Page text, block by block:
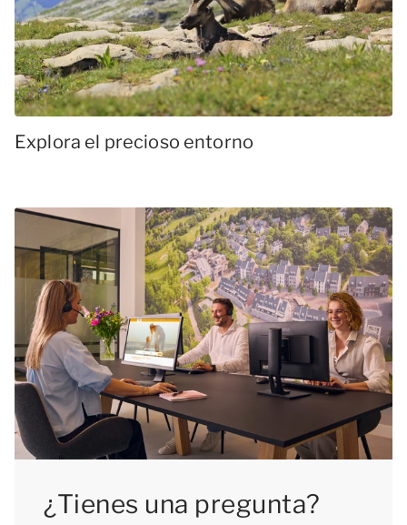
Explora el precioso entorno
¿Tienes una pregunta?